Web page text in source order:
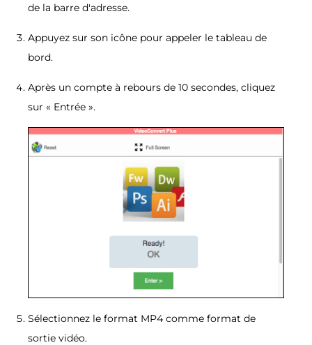
de la barre d'adresse.
Appuyez sur son icône pour appeler le tableau de
bord.
Après un compte à rebours de 10 secondes, cliquez
sur « Entrée ».
Sélectionnez le format MP4 comme format de
sortie vidéo.